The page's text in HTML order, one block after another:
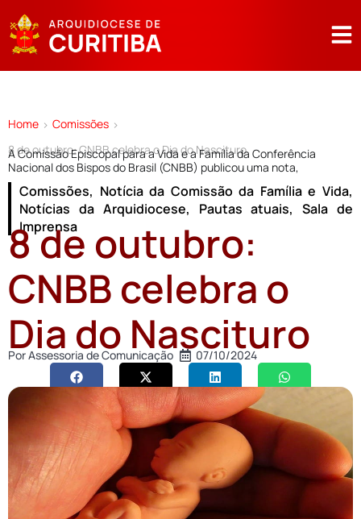
Home > Comissões >
8 de outubro: CNBB celebra o Dia do Nascituro
A Comissão Episcopal para a Vida e a Família da Conferência
Nacional dos Bispos do Brasil (CNBB) publicou uma nota,
Comissões, Notícia da Comissão da Família e Vida,
Notícias da Arquidiocese, Pautas atuais,Sala de
Imprensa
8 de outubro:
CNBB celebra o
Dia do Nascituro
PorAssessoria de Comunicação 07/10/2024